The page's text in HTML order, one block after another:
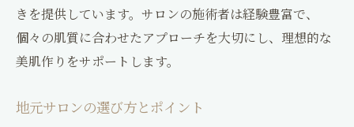
きを提供しています。サロンの施術者は経験豊富で、
個々の肌質に合わせたアプローチを大切にし、理想的な
美肌作りをサポートします。
地元サロンの選び方とポイント